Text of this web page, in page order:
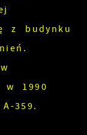
z budynku
w 1990
359.